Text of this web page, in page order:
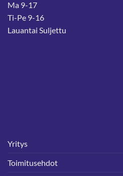
Ma 9-17
Ti-Pe 9-16
Lauantai Suljettu
Yritys
Toimitusehdot